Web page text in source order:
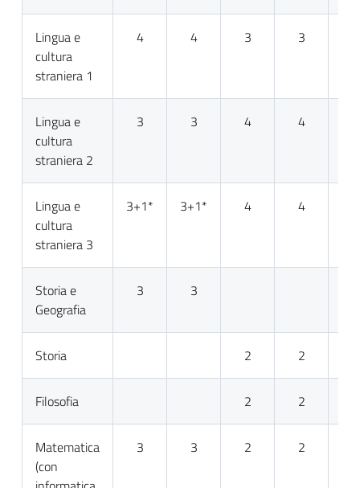
Lingua e
cultura
straniera 1
4 4 3 3
Lingua e
cultura
straniera 2
3 3 4 4
Lingua e
cultura
straniera 3
3+1* 3+1* 4 4
Storia e
Geografia
3 3
Storia 2 2
Filosofia 2 2
Matematica
(con
3 3 2 2